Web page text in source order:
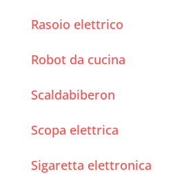
Rasoio elettrico
Robot da cucina
Scaldabiberon
Scopa elettrica
Sigaretta elettronica